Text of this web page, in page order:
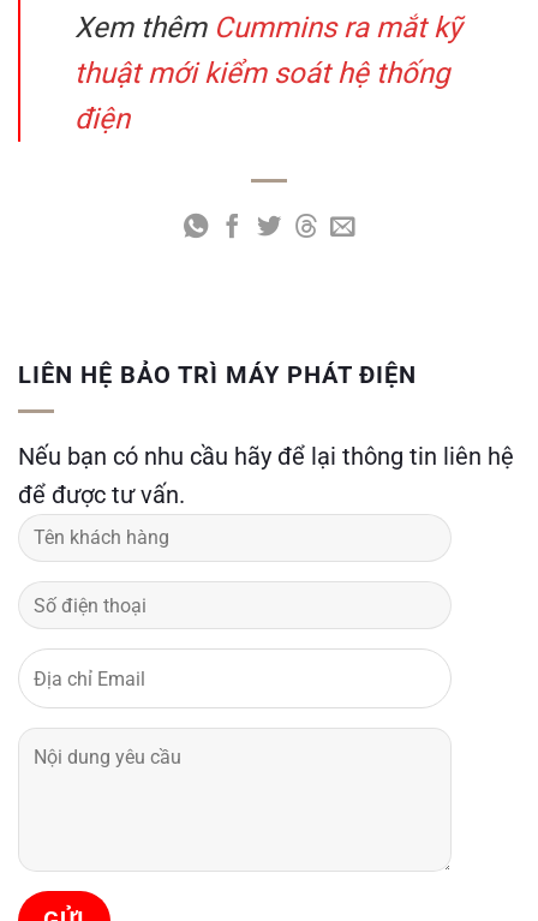
Xem thêm Cummins ra mắt kỹ
thuật mới kiểm soát hệ thống
điện
LIÊN HỆ BẢO TRÌ MÁY PHÁT ĐIỆN
Nếu bạn có nhu cầu hãy để lại thông tin liên hệ
để được tư vấn.